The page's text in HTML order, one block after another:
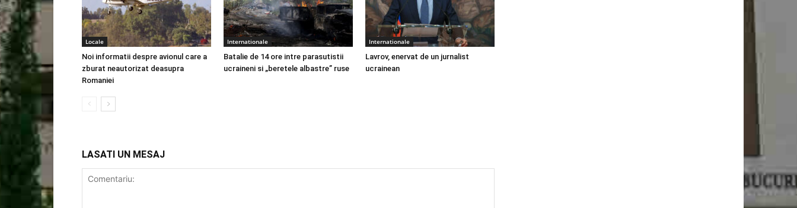
Locale
Noi informatii despre avionul care a
zburat neautorizat deasupra
Romaniei
Internationale
Batalie de 14 ore intre parasutistii
ucraineni si „beretele albastre” ruse
Internationale
Lavrov, enervat de un jurnalist
ucrainean
LASATI UN MESAJ